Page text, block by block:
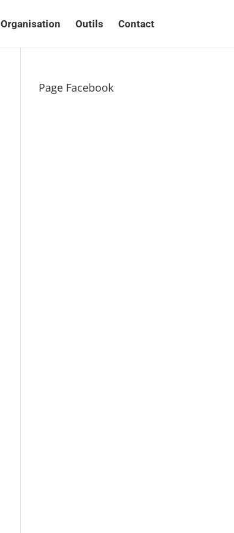
Organisation Outils Contact
Page Facebook